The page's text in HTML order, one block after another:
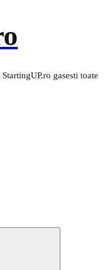
gasesti toate